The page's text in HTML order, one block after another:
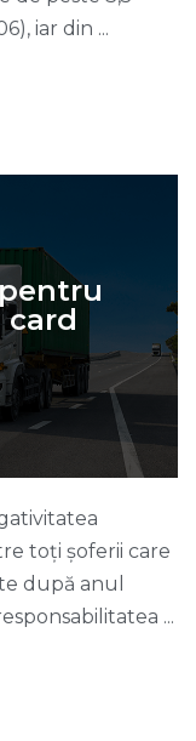
iar din ...
toți șoferii care
după anul
...